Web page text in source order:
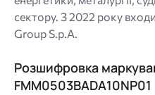
сектору. З 2022 року
Group S.p.A.
Розшифровка
FMM0503BADA10NP01